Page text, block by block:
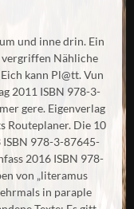
und inne drin. Ein
vergriffen Nähliche
kann Pl@tt. Vun
2011 ISBN 978-3-
gere. Eigenverlag
Routeplaner. Die 10
978-3-87645-
2016 ISBN 978-
von „literamus
in paraple